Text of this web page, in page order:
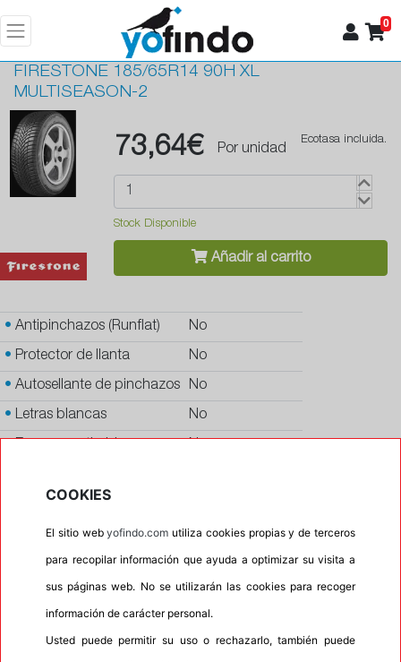
0
FIRESTONE 185/65R14 90H XL
MULTISEASON-2
73,64€ Por unidad
Ecotasa incluida.
Stock Disponible
Añadir al carrito
• Antipinchazos (Runflat) No
• Protector de llanta No
• Autosellante de pinchazos No
• Letras blancas No
Banda blanca
Si
Calidad QUALITY
P.O.R. No
Oportunidad No
COOKIES
El sitio webyofindo.com utiliza cookies propias y de terceros
para recopilar información que ayuda a optimizar su visita a
sus páginas web. No se utilizarán las cookies para recoger
información de carácter personal.
Usted puede permitir su uso o rechazarlo, también puede